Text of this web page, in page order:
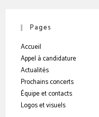
Pages
Accueil
Appel à candidature
Actualités
Prochains concerts
Équipe et contacts
Logos et visuels